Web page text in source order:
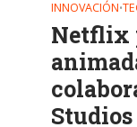
INNOVACIÓN•
Netflix
Studios